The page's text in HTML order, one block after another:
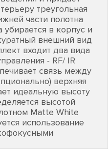
треугольная
части полотна
убирается в корпус и
внешний вид
входит два вида
- RF/ IR
связь между
верхняя
идеальную высоту
высотой
Matte White
использование